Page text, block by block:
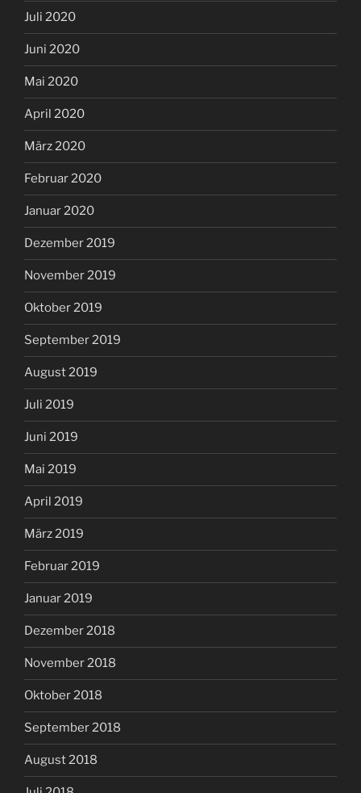
Juli 2020
Juni 2020
Mai 2020
April 2020
März 2020
Februar 2020
Januar 2020
Dezember 2019
November 2019
Oktober 2019
September 2019
August 2019
Juli 2019
Juni 2019
Mai 2019
April 2019
März 2019
Februar 2019
Januar 2019
Dezember 2018
November 2018
Oktober 2018
September 2018
August 2018